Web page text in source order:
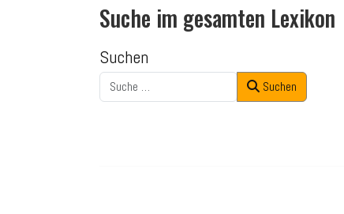
Suche im gesamten Lexikon
Suchen
Suchen